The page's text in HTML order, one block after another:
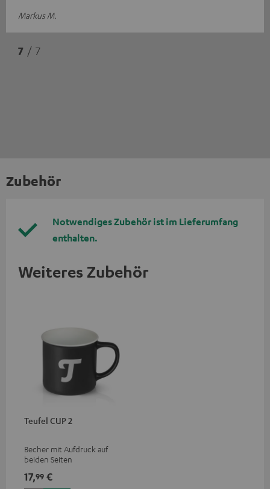
Markus M.
7 / 7
Zubehör
Notwendiges Zubehör ist im Lieferumfang
enthalten.
Weiteres Zubehör
Teufel CUP 2
Becher mit Aufdruck auf
beiden Seiten
17,99 €